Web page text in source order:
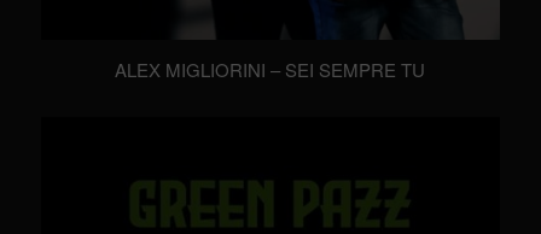
ALEX MIGLIORINI – SEI SEMPRE TU